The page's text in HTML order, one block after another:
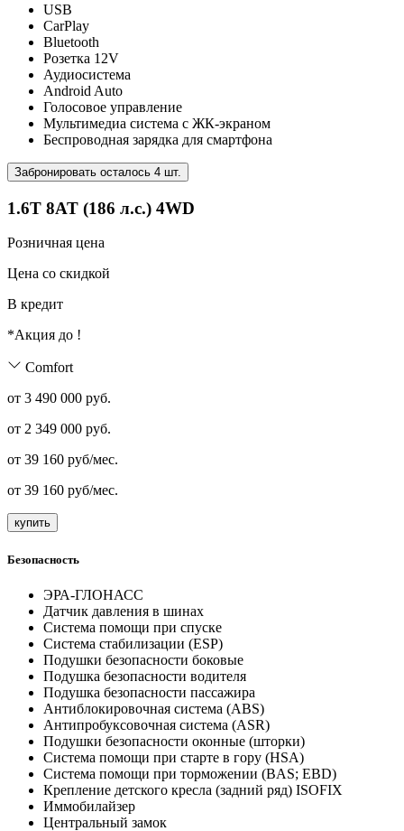
USB
CarPlay
Bluetooth
Розетка 12V
Аудиосистема
Android Auto
Голосовое управление
Мультимедиа система с ЖК-экраном
Беспроводная зарядка для смартфона
Забронировать осталось 4 шт.
1.6T 8AT (186 л.с.) 4WD
Розничная цена
Цена со скидкой
В кредит
*Акция до !
Comfort
от 3 490 000 руб.
от 2 349 000 руб.
от 39 160 руб/мес.
от 39 160 руб/мес.
купить
Безопасность
ЭРА-ГЛОНАСС
Датчик давления в шинах
Система помощи при спуске
Система стабилизации (ESP)
Подушки безопасности боковые
Подушка безопасности водителя
Подушка безопасности пассажира
Антиблокировочная система (ABS)
Антипробуксовочная система (ASR)
Подушки безопасности оконные (шторки)
Система помощи при старте в гору (HSA)
Система помощи при торможении (BAS; EBD)
Крепление детского кресла (задний ряд) ISOFIX
Иммобилайзер
Центральный замок